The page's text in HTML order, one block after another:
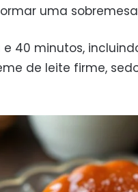
uma
e 40 minutos,
de leite firme,